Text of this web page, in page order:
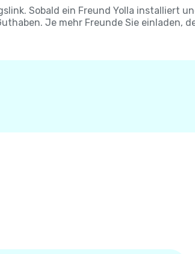
Sobald ein Freund Yolla installiert
Je mehr Freunde Sie einladen,